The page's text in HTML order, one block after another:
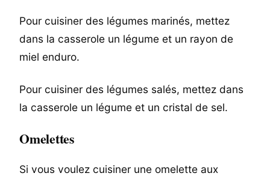
Pour cuisiner des légumes marinés, mettez
dans la casserole un légume et un rayon de
miel enduro.
Pour cuisiner des légumes salés, mettez dans
la casserole un légume et un cristal de sel.
Omelettes
Si vous voulez cuisiner une omelette aux